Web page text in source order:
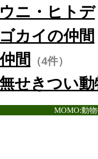
ニ・ヒトデ
カイの仲間
間 （4件）
せきつい動
MOMO:動